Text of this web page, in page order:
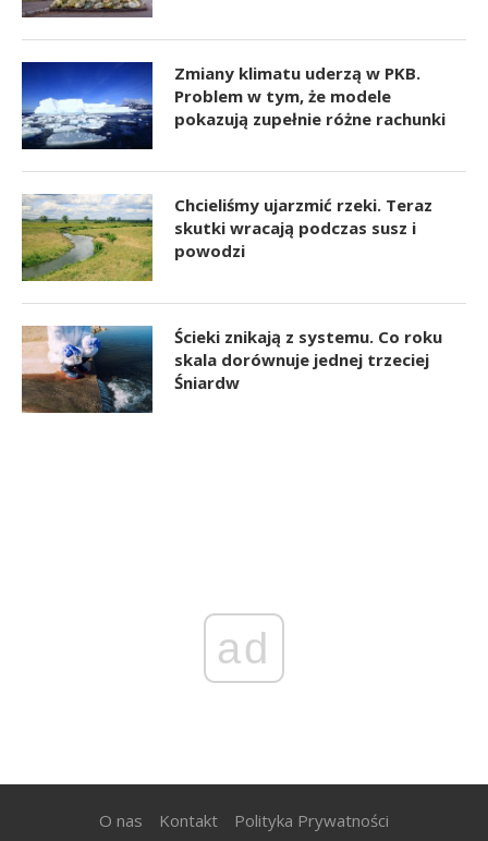
Zmiany klimatu uderzą w PKB.
Problem w tym, że modele
pokazują zupełnie różne rachunki
Chcieliśmy ujarzmić rzeki. Teraz
skutki wracają podczas susz i
powodzi
Ścieki znikają z systemu. Co roku
skala dorównuje jednej trzeciej
Śniardw
ad
O nas Kontakt Polityka Prywatności